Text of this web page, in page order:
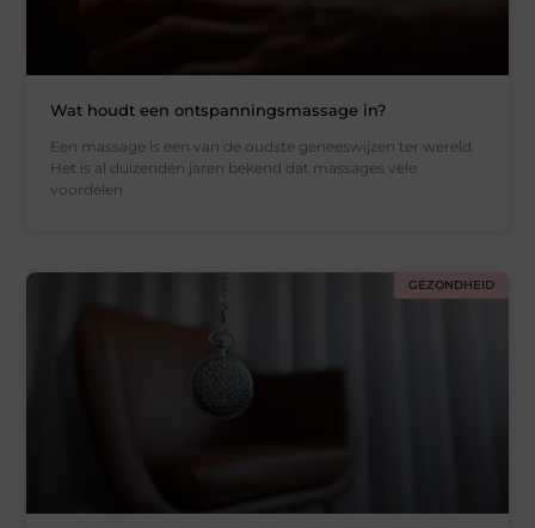
Wat houdt een ontspanningsmassage in?
Een massage is een van de oudste geneeswijzen ter wereld.
Het is al duizenden jaren bekend dat massages vele
voordelen
GEZONDHEID